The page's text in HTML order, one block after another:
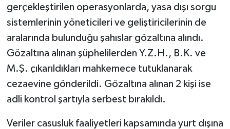
gerçekleştirilen operasyonlarda, yasa dışı sorgu
sistemlerinin yöneticileri ve geliştiricilerinin de
aralarında bulunduğu şahıslar gözaltına alındı.
Gözaltına alınan şüphelilerden Y.Z.H., B.K. ve
M.Ş. çıkarıldıkları mahkemece tutuklanarak
cezaevine gönderildi. Gözaltına alınan 2 kişi ise
adli kontrol şartıyla serbest bırakıldı.
Veriler casusluk faaliyetleri kapsamında yurt dışına